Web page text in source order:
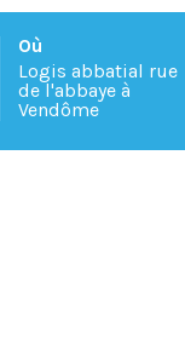
Où
Logis abbatial rue
de l'abbaye à
Vendôme